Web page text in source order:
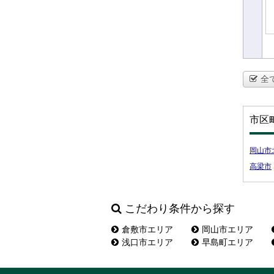
全
市区
岡山市
高梁市
こだわり条件から探す
倉敷市エリア
岡山市エリア
浅口市エリア
早島町エリア